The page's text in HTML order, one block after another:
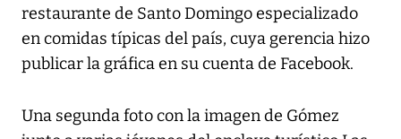
restaurante de Santo Domingo especializado
en comidas típicas del país, cuya gerencia hizo
publicar la gráfica en su cuenta de Facebook.
Una segunda foto con la imagen de Gómez